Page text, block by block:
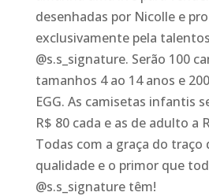
desenhadas por Nicolle e
exclusivamente pela
@s.s_signature. Serão 100
tamanhos 4 ao 14 anos e
EGG. As camisetas infantis
R$ 80 cada e as de adulto a
Todas com a graça do traço
qualidade e o primor que
@s.s_signature têm!